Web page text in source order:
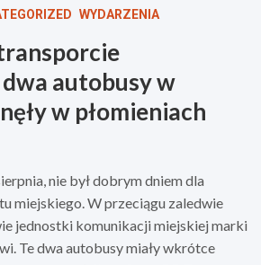
WYDARZENIA
autobusy w
w płomieniach
nie był dobrym dniem dla
miejskiego. W przeciągu zaledwie
jednostki komunikacji miejskiej marki
Te dwa autobusy miały wkrótce